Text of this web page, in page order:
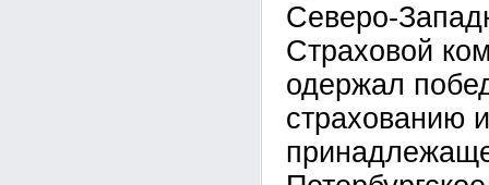
Северо-
Страховой
одержал
страхованию